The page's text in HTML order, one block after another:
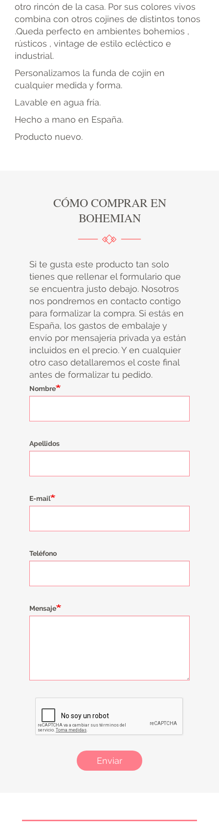
otro rincón de la casa. Por sus colores vivos
combina con otros cojines de distintos tonos
.Queda perfecto en ambientes bohemios ,
rústicos , vintage de estilo ecléctico e
industrial.
Personalizamos la funda de cojín en
cualquier medida y forma.
Lavable en agua fría.
Hecho a mano en España.
Producto nuevo.
CÓMO COMPRAR EN
BOHEMIAN
Si te gusta este producto tan solo
tienes que rellenar el formulario que
se encuentra justo debajo. Nosotros
nos pondremos en contacto contigo
para formalizar la compra. Si estás en
España, los gastos de embalaje y
envío por mensajería privada ya están
incluidos en el precio. Y en cualquier
otro caso detallaremos el coste final
antes de formalizar tu pedido.
Nombre
Apellidos
E-mail
Teléfono
Mensaje
Enviar